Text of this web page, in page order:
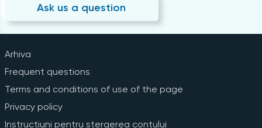
Ask us a question
Arhiva
Frequent questions
Terms and conditions of use of the page
Privacy policy
Instrucțiuni pentru ștergerea contului